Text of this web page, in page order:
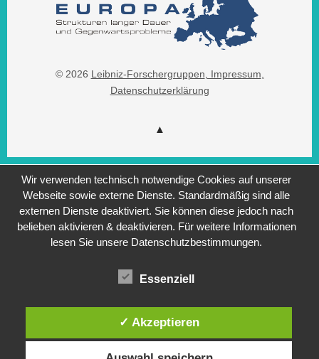
© 2026 Leibniz-Forschergruppen, Impressum,
Datenschutzerklärung
Wir verwenden technisch notwendige Cookies auf unserer
Webseite sowie externe Dienste. Standardmäßig sind alle
externen Dienste deaktiviert. Sie können diese jedoch nach
belieben aktivieren & deaktivieren. Für weitere Informationen
lesen Sie unsere Datenschutzbestimmungen.
Essenziell
✓ Akzeptieren